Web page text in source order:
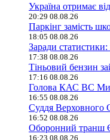
Україна отримає
20:29 08.08.26
Паркінг замість
18:05 08.08.26
Заради
17:38 08.08.26
Тіньовий бензин
17:16 08.08.26
Голова КАС ВС
16:55 08.08.26
Суддя Верховного
16:52 08.08.26
Оборонний транш
16:23 08.08.26